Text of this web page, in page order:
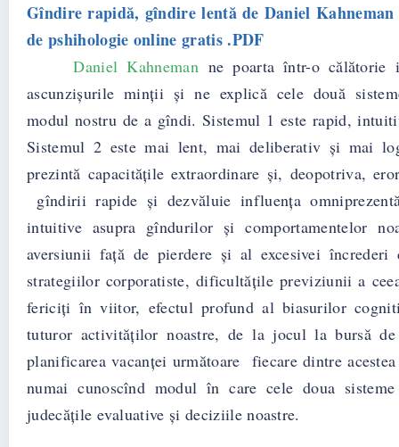
Gîndire rapidă, gîndire lentă de Daniel Kahneman
de pshihologie online gratis .PDF
Daniel Kahneman ne poarta într-o călătorie
ascunzișurile minții și ne explică cele două
modul nostru de a gîndi. Sistemul 1 este rapid,
Sistemul 2 este mai lent, mai deliberativ și mai
prezintă capacitățile extraordinare și, deopotriva,
gîndirii rapide și dezvăluie influența
intuitive asupra gîndurilor și comportamentelor
aversiunii față de pierdere și al excesivei încrederi
strategiilor corporatiste, dificultățile previziunii a
fericiți în viitor, efectul profund al biasurilor
tuturor activităților noastre, de la jocul la bursă
planificarea vacanței următoare fiecare dintre
numai cunoscînd modul în care cele doua sisteme
judecățile evaluative și deciziile noastre.